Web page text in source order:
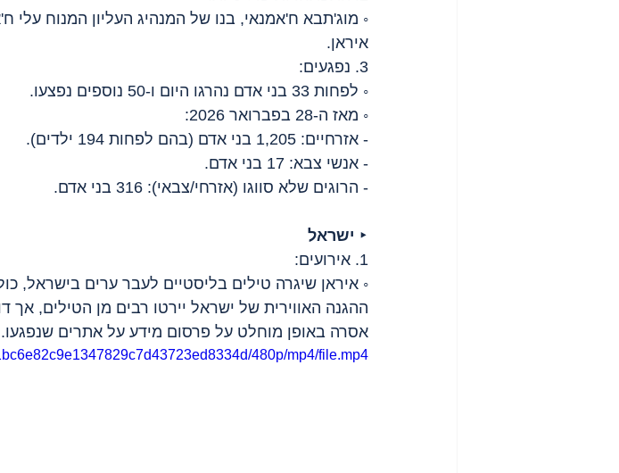
◦ מוג'תבא ח'אמנאי, בנו של המנהיג העליון המנוח עלי
איראן.
3. נפגעים:
◦ לפחות 33 בני אדם נהרגו היום ו-50 נוספים נפצעו.
◦ מאז ה-28 בפברואר 2026:
- אזרחיים: 1,205 בני אדם (בהם לפחות 194 ילדים).
- אנשי צבא: 17 בני אדם.
- הרוגים שלא סווגו (אזרחי/צבאי): 316 בני אדם.
‣ ישראל
1. אירועים:
◦ איראן שיגרה טילים בליסטיים לעבר ערים בישראל,
ההגנה האווירית של ישראל יירטו רבים מן הטילים, אך
אסרה באופן מוחלט על פרסום מידע על אתרים שנפגעו.
480p/mp4/file.mp4